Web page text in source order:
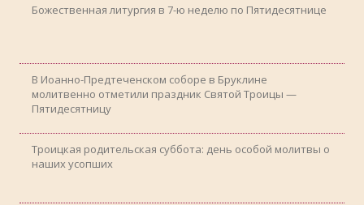
Божественная литургия в 7-ю неделю по Пятидесятнице
В Иоанно-Предтеченском соборе в Бруклине
молитвенно отметили праздник Святой Троицы —
Пятидесятницу
Троицкая родительская суббота: день особой молитвы о
наших усопших